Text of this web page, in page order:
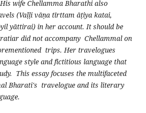
wife Chellamma Bharathi also
(Vaḷḷi vāṇa tīrttam āṭiya katai,
yāttirai) in her account. It should be
did not accompany Chellammal on
trips. Her travelogues
style and fictitious language that
This essay focuses the multifaceted
Bharati's travelogue and its literary